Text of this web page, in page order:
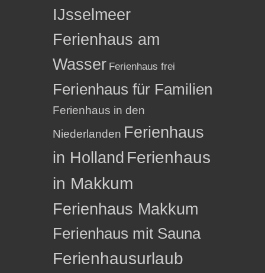
IJsselmeer
Ferienhaus am
Wasser Ferienhaus frei
Ferienhaus für Familien
Ferienhaus in den
Niederlanden Ferienhaus
in Holland Ferienhaus
in Makkum
Ferienhaus Makkum
Ferienhaus mit Sauna
Ferienhausurlaub